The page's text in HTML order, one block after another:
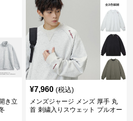
き立
¥7,960 (税込)
メンズジャージ メンズ 厚手 丸
首 刺繍入りスウェット プルオー